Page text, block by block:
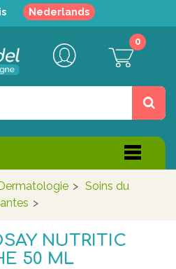
Nederlands
0
> Soins du
>
NUTRITIC
50 ML